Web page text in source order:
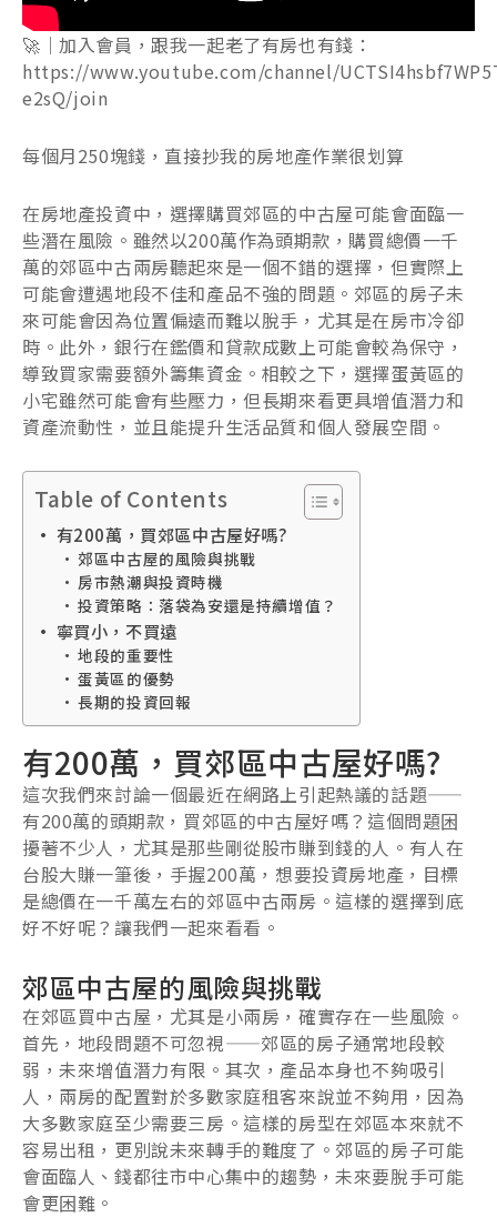
🚀｜加入會員，跟我一起老了有房也有錢：
https://www.youtube.com/channel/
e2sQ/join
每個月250塊錢，直接抄我的房地產作業很划算
在房地產投資中，選擇購買郊區的中古屋可能會面臨一
些潛在風險。雖然以200萬作為頭期款，購買總價一千
萬的郊區中古兩房聽起來是一個不錯的選擇，但實際上
可能會遭遇地段不佳和產品不強的問題。郊區的房子未
來可能會因為位置偏遠而難以脫手，尤其是在房市冷卻
時。此外，銀行在鑑價和貸款成數上可能會較為保守，
導致買家需要額外籌集資金。相較之下，選擇蛋黃區的
小宅雖然可能會有些壓力，但長期來看更具增值潛力和
資產流動性，並且能提升生活品質和個人發展空間。
Table of Contents
有200萬，買郊區中古屋好嗎?
郊區中古屋的風險與挑戰
房市熱潮與投資時機
投資策略：落袋為安還是持續增值？
寧買小，不買遠
地段的重要性
蛋黃區的優勢
長期的投資回報
有200萬，買郊區中古屋好嗎?
這次我們來討論一個最近在網路上引起熱議的話題——
有200萬的頭期款，買郊區的中古屋好嗎？這個問題困
擾著不少人，尤其是那些剛從股市賺到錢的人。有人在
台股大賺一筆後，手握200萬，想要投資房地產，目標
是總價在一千萬左右的郊區中古兩房。這樣的選擇到底
好不好呢？讓我們一起來看看。
郊區中古屋的風險與挑戰
在郊區買中古屋，尤其是小兩房，確實存在一些風險。
首先，地段問題不可忽視——郊區的房子通常地段較
弱，未來增值潛力有限。其次，產品本身也不夠吸引
人，兩房的配置對於多數家庭租客來說並不夠用，因為
大多數家庭至少需要三房。這樣的房型在郊區本來就不
容易出租，更別說未來轉手的難度了。郊區的房子可能
會面臨人、錢都往市中心集中的趨勢，未來要脫手可能
會更困難。